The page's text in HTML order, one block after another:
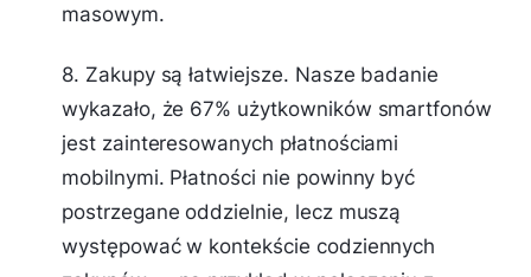
masowym.
8. Zakupy są łatwiejsze. Nasze badanie
wykazało, że 67% użytkowników smartfonów
jest zainteresowanych płatnościami
mobilnymi. Płatności nie powinny być
postrzegane oddzielnie, lecz muszą
występować w kontekście codziennych